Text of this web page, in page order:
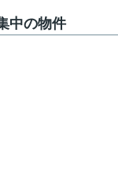
中の物件